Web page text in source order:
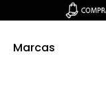
Marcas